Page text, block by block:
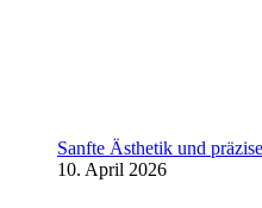
Sanfte Ästhetik und
10. April 2026